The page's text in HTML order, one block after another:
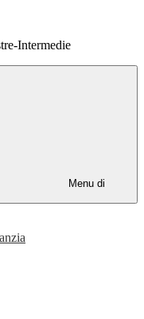
Intermedie
Menu di